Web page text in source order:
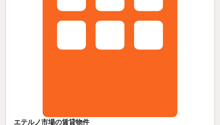
エテルノ市場の賃貸物件